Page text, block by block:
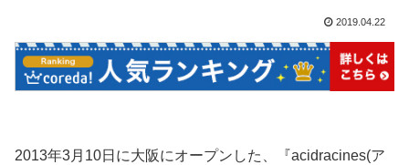
2019.04.22
2013年3月10日に大阪にオープンした、『acidracines(ア